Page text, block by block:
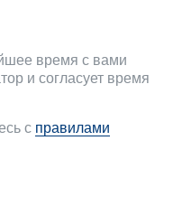
время с вами
и согласует время
с правилами